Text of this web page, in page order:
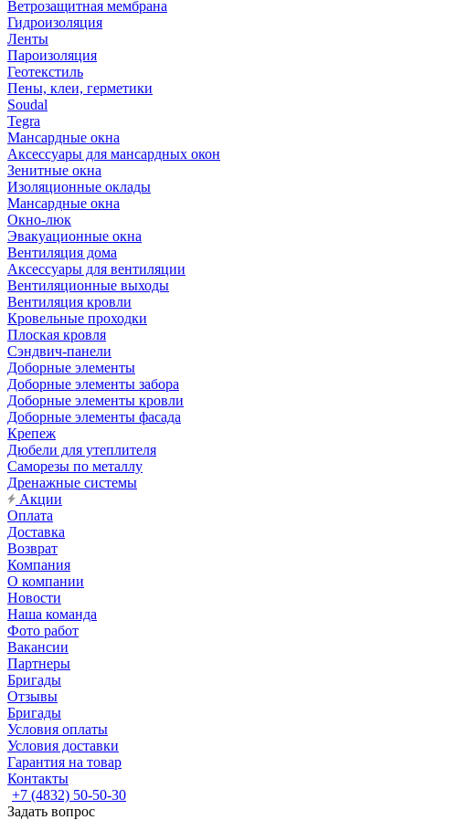
Ветрозащитная мембрана
Гидроизоляция
Ленты
Пароизоляция
Геотекстиль
Пены, клеи, герметики
Soudal
Tegra
Мансардные окна
Аксессуары для мансардных окон
Зенитные окна
Изоляционные оклады
Мансардные окна
Окно-люк
Эвакуационные окна
Вентиляция дома
Аксессуары для вентиляции
Вентиляционные выходы
Вентиляция кровли
Кровельные проходки
Плоская кровля
Сэндвич-панели
Доборные элементы
Доборные элементы забора
Доборные элементы кровли
Доборные элементы фасада
Крепеж
Дюбели для утеплителя
Саморезы по металлу
Дренажные системы
Акции
Оплата
Доставка
Возврат
Компания
О компании
Новости
Наша команда
Фото работ
Вакансии
Партнеры
Бригады
Отзывы
Бригады
Условия оплаты
Условия доставки
Гарантия на товар
Контакты
+7 (4832) 50-50-30
Задать вопрос